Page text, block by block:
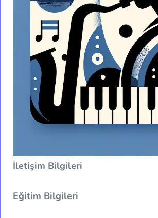
İletişim Bilgileri
Eğitim Bilgileri